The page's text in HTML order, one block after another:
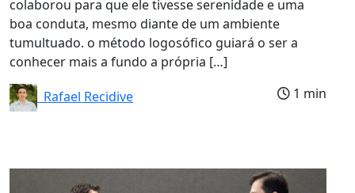
colaborou para que ele tivesse serenidade e uma
boa conduta, mesmo diante de um ambiente
tumultuado. o método logosófico guiará o ser a
conhecer mais a fundo a própria […]
Rafael Recidive
1 min